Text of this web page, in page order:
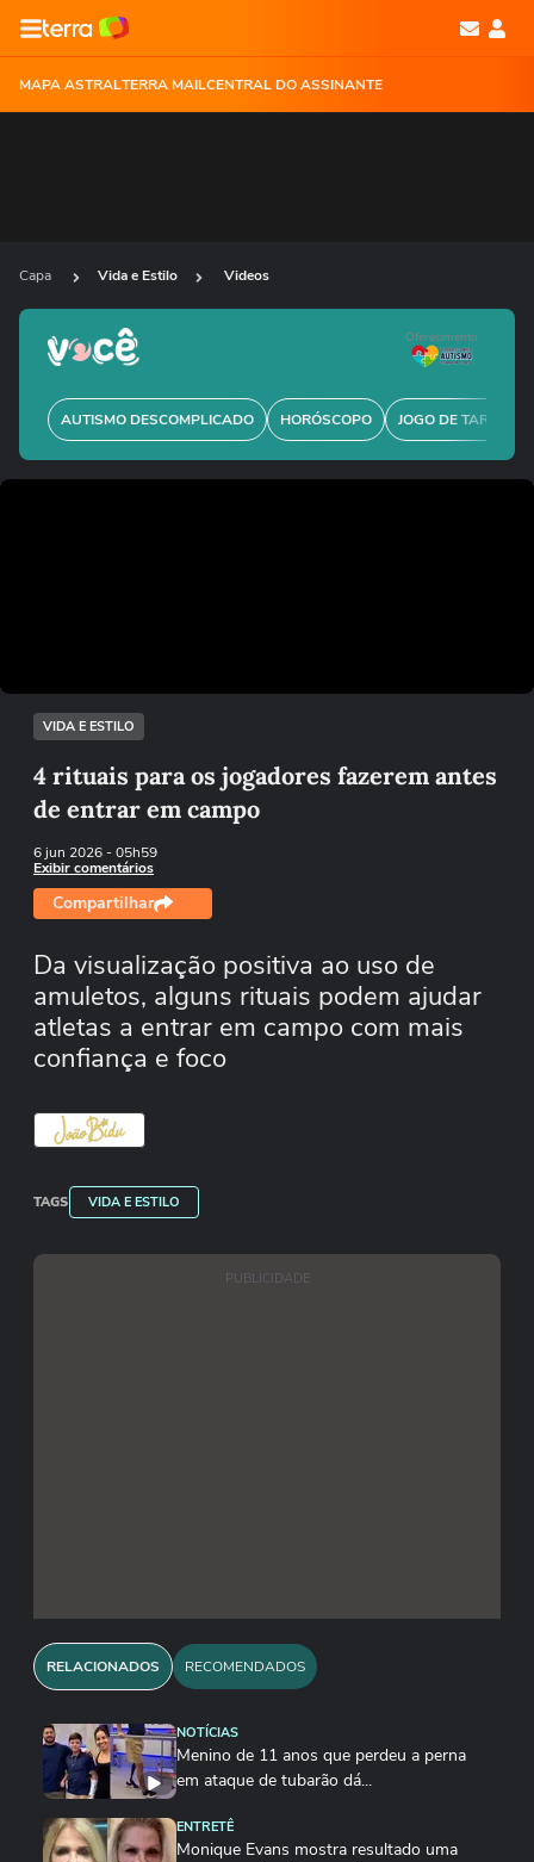
MAPA ASTRALTERRA MAILCENTRAL DO ASSINANTE
Capa Vida e Estilo Videos
AUTISMO DESCOMPLICADO HORÓSCOPO JOGO DE TARÔ
Oferecimento
VIDA E ESTILO
4 rituais para os jogadores fazerem antes
de entrar em campo
6 jun 2026- 05h59
Exibir comentários
Compartilhar
Da visualização positiva ao uso de
amuletos, alguns rituais podem ajudar
atletas a entrar em campo com mais
confiança e foco
TAGS VIDA E ESTILO
PUBLICIDADE
RELACIONADOS RECOMENDADOS
NOTÍCIAS
Menino de 11 anos que perdeu a perna
em ataque de tubarão dá...
ENTRETÊ
Monique Evans mostra resultado uma